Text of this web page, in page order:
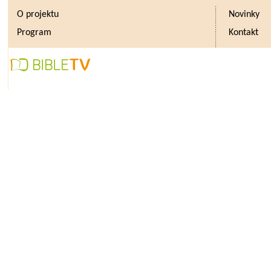
O projektu
Novinky
Program
Kontakt